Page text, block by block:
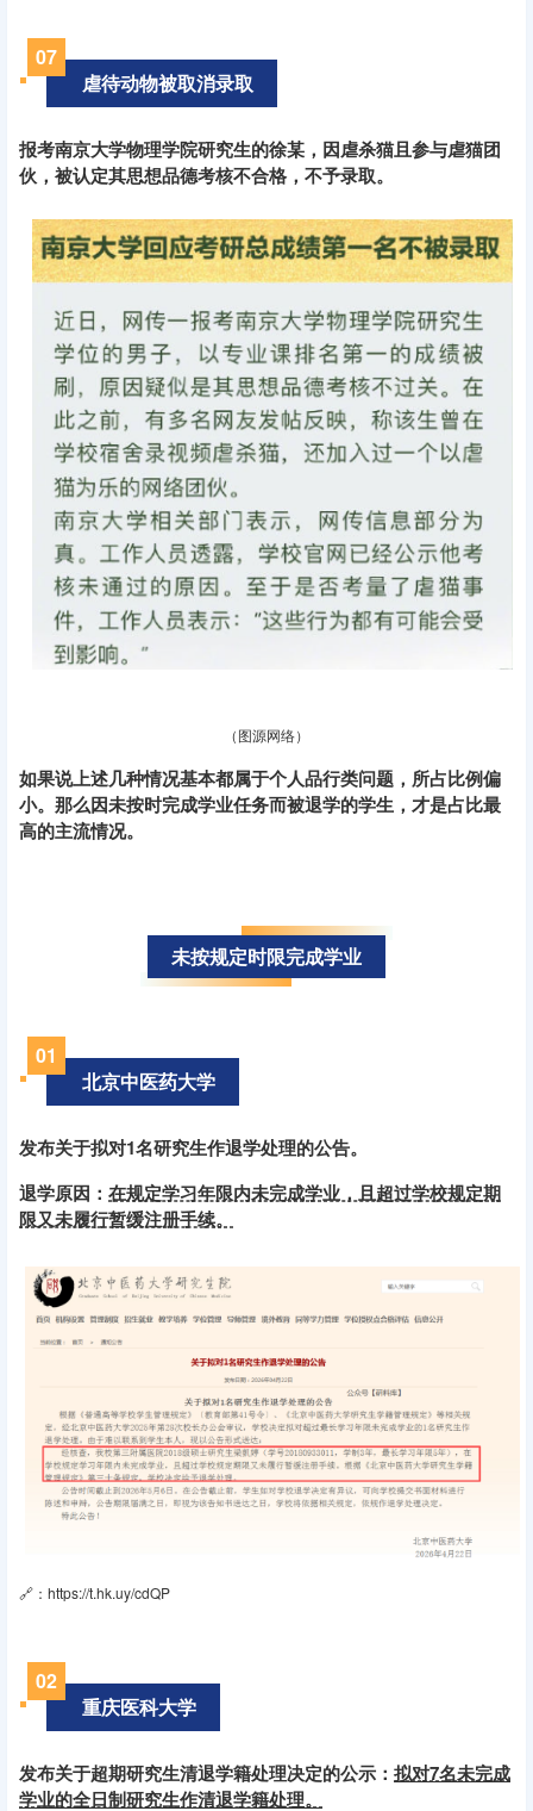
07
虐待动物被取消录取
报考南京大学物理学院研究生的徐某，因虐杀猫且参与虐猫团
伙，被认定其思想品德考核不合格，不予录取。
（图源网络）
如果说上述几种情况基本都属于个人品行类问题，所占比例偏
小。那么因未按时完成学业任务而被退学的学生，才是占比最
高的主流情况。
未按规定时限完成学业
01
北京中医药大学
发布关于拟对1名研究生作退学处理的公告。
退学原因： 在规定学习年限内未完成学业，且超过学校规定期
限又未履行暂缓注册手续。
🔗：https://t.hk.uy/cdQP
02
重庆医科大学
发布关于超期研究生清退学籍处理决定的公示： 拟对7名未完成
学业的全日制研究生作清退学籍处理。